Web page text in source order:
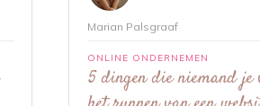
Marian Palsgraaf
ONLINE ONDERNEMEN
5 dingen die niemand je